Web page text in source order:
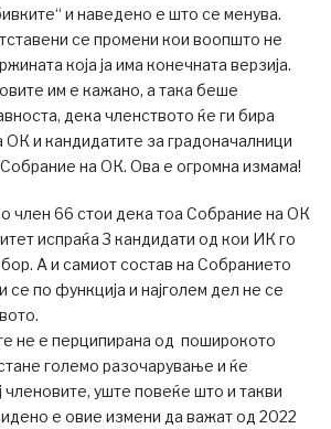
и наведено е што се менува.
се промени кои воопшто не
која ја има конечната верзија.
им е кажано, а така беше
дека членството ќе ги бира
ОК и кандидатите за градоначалници
на ОК. Ова е огромна измама!
член 66 стои дека тоа Собрание на ОК
испраќа 3 кандидати од кои ИК го
А и самиот состав на Собранието
по функција и најголем дел не се
не е перципирана од поширокото
големо разочарување и ќе
членовите, уште повеќе што и такви
е овие измени да важат од 2022